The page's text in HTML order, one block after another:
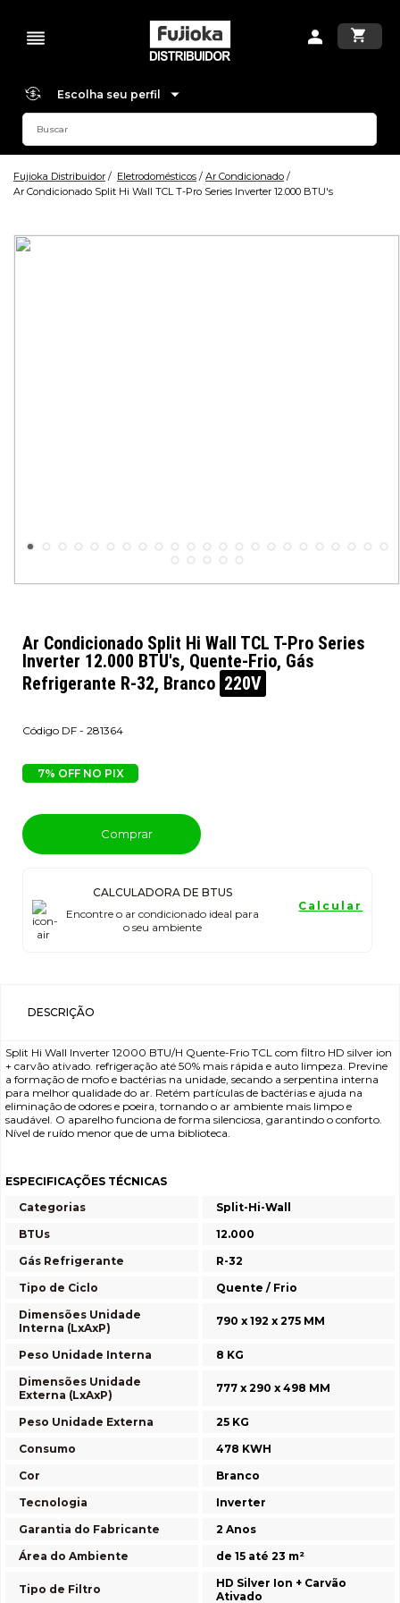
Escolha seu perfil
Fujioka Distribuidor Eletrodomésticos
Ar Condicionado
Ar Condicionado Split Hi Wall TCL T-Pro Series Inverter 12.000 BTU's
Ar Condicionado Split Hi Wall TCL T-Pro Series
Inverter 12.000 BTU's, Quente-Frio, Gás
Refrigerante R-32, Branco 220V
DF - 281364
7% OFF NO PIX
Comprar
CALCULADORA DE BTUS
Encontre o ar condicionado ideal para
o seu ambiente
Calcular
DESCRIÇÃO
Split Hi Wall Inverter 12000 BTU/H Quente-Frio TCL com filtro HD silver ion
+ carvão ativado. refrigeração até 50% mais rápida e auto limpeza. Previne
a formação de mofo e bactérias na unidade, secando a serpentina interna
para melhor qualidade do ar. Retém partículas de bactérias e ajuda na
eliminação de odores e poeira, tornando o ar ambiente mais limpo e
saudável. O aparelho funciona de forma silenciosa, garantindo o conforto.
Nível de ruído menor que de uma biblioteca.
ESPECIFICAÇÕES TÉCNICAS
Categorias
Split-Hi-Wall
BTUs
12.000
Gás Refrigerante
R-32
Tipo de Ciclo
Quente / Frio
Dimensões Unidade
Interna (LxAxP)
790 x 192 x 275 MM
Peso Unidade Interna
8 KG
Dimensões Unidade
Externa (LxAxP)
777 x 290 x 498 MM
Peso Unidade Externa
25 KG
Consumo
478 KWH
Cor
Branco
Tecnologia
Inverter
Garantia do Fabricante
2 Anos
Área do Ambiente
de 15 até 23 m²
Tipo de Filtro
HD Silver Ion + Carvão
Ativado